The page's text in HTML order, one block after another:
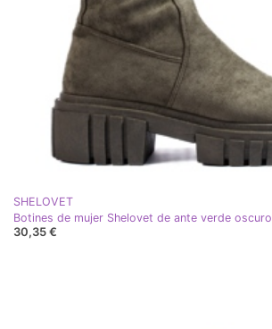
SHELOVET
Botines de mujer Shelovet de ante verde oscuro
30,35 €